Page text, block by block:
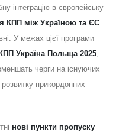
інтеграцію в європейську
КПП між Україною та ЄС
У межах цієї програми
Україна Польща 2025
черги на існуючих
прикордонних
нові пункти пропуску